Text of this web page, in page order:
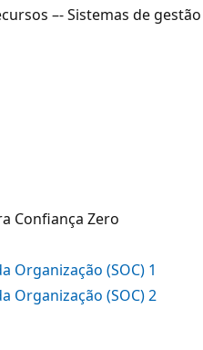
–- Sistemas de gestão
Confiança Zero
Organização (SOC) 1
Organização (SOC) 2